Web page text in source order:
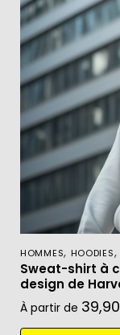
HOMMES, HOODIES,
Sweat-shirt à
design de
À partir de 39,90